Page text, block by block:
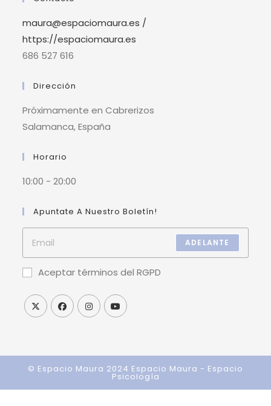
maura@espaciomaura.es /
https://espaciomaura.es
686 527 616
Dirección
Próximamente en Cabrerizos
Salamanca, España
Horario
10:00 - 20:00
Apuntate A Nuestro Boletín!
ADELANTE
Aceptar términos del RGPD
© Espacio Maura 2024 Espacio Maura - Espacio
Psicología